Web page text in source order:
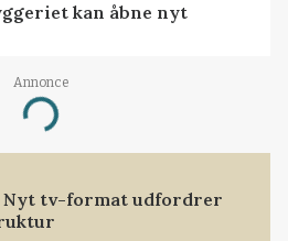
kan åbne nyt
Annonce
Nyt tv-format udfordrer